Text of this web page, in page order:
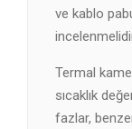
ve kablo
Termal
sıcaklık
fazlar,